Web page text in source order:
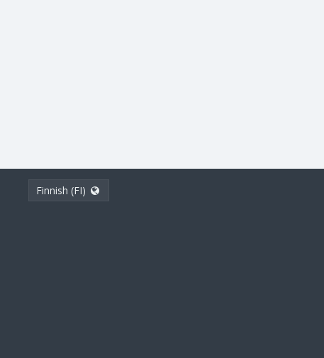
Finnish (FI)